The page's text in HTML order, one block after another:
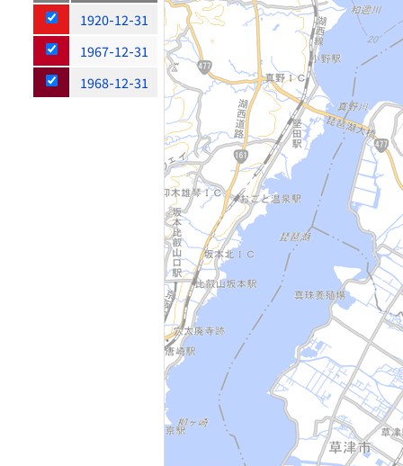
1920-12-31
1967-12-31
1968-12-31